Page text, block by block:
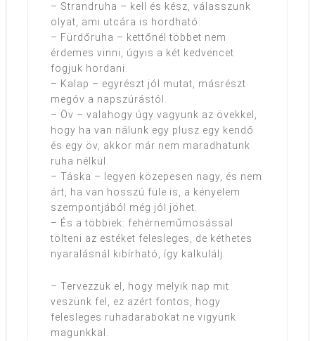
– Strandruha – kell és kész, válasszunk
olyat, ami utcára is hordható.
– Fürdőruha – kettőnél többet nem
érdemes vinni, úgyis a két kedvencet
fogjuk hordani.
– Kalap – egyrészt jól mutat, másrészt
megóv a napszúrástól.
– Öv – valahogy úgy vagyunk az övekkel,
hogy ha van nálunk egy plusz egy kendő
és egy öv, akkor már nem maradhatunk
ruha nélkül.
– Táska – legyen közepesen nagy, és nem
árt, ha van hosszú füle is, a kényelem
szempontjából még jól jöhet.
– És a többiek: fehérneműmosással
tölteni az estéket felesleges, de kéthetes
nyaralásnál kibírható, így kalkulálj.
– Tervezzük el, hogy melyik nap mit
veszünk fel, ez azért fontos, hogy
felesleges ruhadarabokat ne vigyünk
magunkkal.